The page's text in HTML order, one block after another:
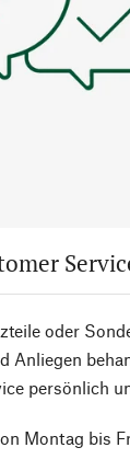
oder
Anliegen
persönlich
Montag bis